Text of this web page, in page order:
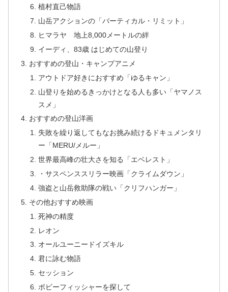
植村直己物語
山岳アクションの「バーティカル・リミット」
ヒマラヤ 地上8,000メートルの絆
イーディ、83歳 はじめての山登り
おすすめの登山・キャンプアニメ
アウトドア好きにおすすめ「ゆるキャン」
山登りを始めるきっかけとなる人も多い「ヤマノス
スメ」
おすすめの登山洋画
失敗を繰り返してもなお挑み続けるドキュメンタリ
ー「MERU/メルー」
世界最高峰の壮大さを知る「エベレスト」
・サスペンススリラー映画「クライムダウン」
強盗と山岳救助隊の戦い「クリフハンガー」
その他おすすめ映画
死神の精度
レオン
オールユーニードイズキル
君に詠む物語
セッション
ボビーフィッシャーを探して